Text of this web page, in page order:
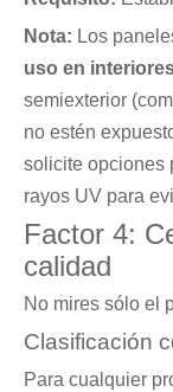
Nota: Los
uso en
semiexterior
no estén
solicite opciones
rayos UV para
Factor 4:
calidad
No mires sólo el
Clasificación
Para cualquier